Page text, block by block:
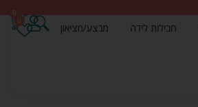
חבילות לידה מבצע/מציאון
0